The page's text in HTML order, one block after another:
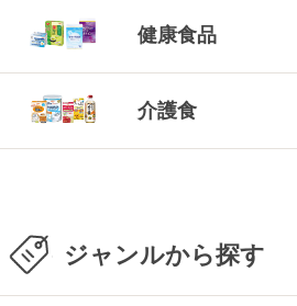
健康食品
介護食
ジャンルから探す